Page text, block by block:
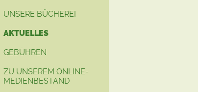
UNSERE BÜCHEREI
AKTUELLES
GEBÜHREN
ZU UNSEREM ONLINE-
MEDIENBESTAND